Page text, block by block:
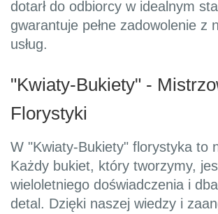
dotarł do odbiorcy w idealnym
gwarantuje pełne zadowolenie z
usług.
"Kwiaty-Bukiety" -
Florystyki
W "Kwiaty-Bukiety" florystyka to
Każdy bukiet, który tworzymy,
wieloletniego doświadczenia i
detal. Dzięki naszej wiedzy i